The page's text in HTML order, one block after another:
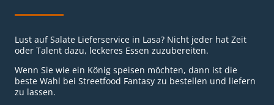
Lust auf Salate Lieferservice in Lasa? Nicht jeder hat Zeit
oder Talent dazu, leckeres Essen zuzubereiten.
Wenn Sie wie ein König speisen möchten, dann ist die
beste Wahl bei Streetfood Fantasy zu bestellen und liefern
zu lassen.